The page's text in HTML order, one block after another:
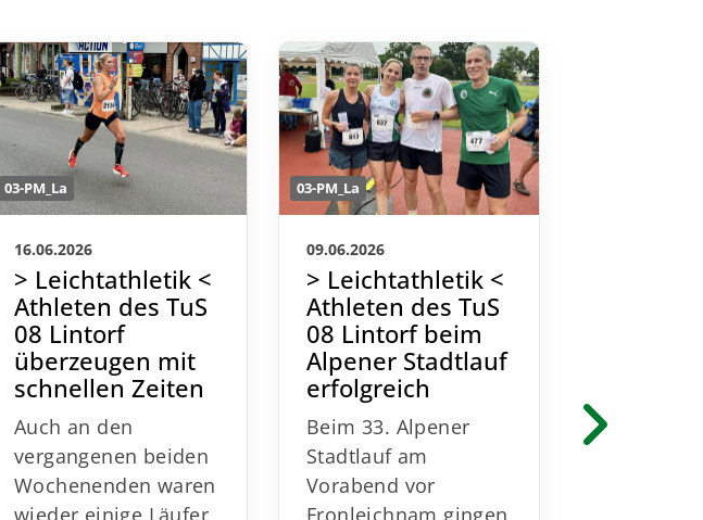
03-PM_La
16.06.2026
> Leichtathletik <
Athleten des TuS
08 Lintorf
überzeugen mit
schnellen Zeiten
Auch an den
vergangenen beiden
Wochenenden waren
03-PM_La
09.06.2026
> Leichtathletik <
Athleten des TuS
08 Lintorf beim
Alpener Stadtlauf
erfolgreich
Beim 33. Alpener
Stadtlauf am
Vorabend vor